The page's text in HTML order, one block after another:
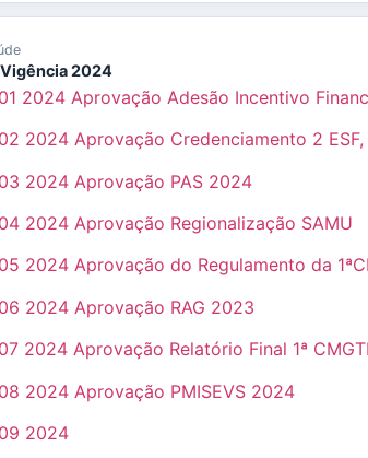
2024
2024 Aprovação Adesão Incentivo
2024 Aprovação Credenciamento 2 ESF,
2024 Aprovação PAS 2024
2024 Aprovação Regionalização SAMU
2024 Aprovação do Regulamento da
2024 Aprovação RAG 2023
2024 Aprovação Relatório Final 1ª
2024 Aprovação PMISEVS 2024
2024